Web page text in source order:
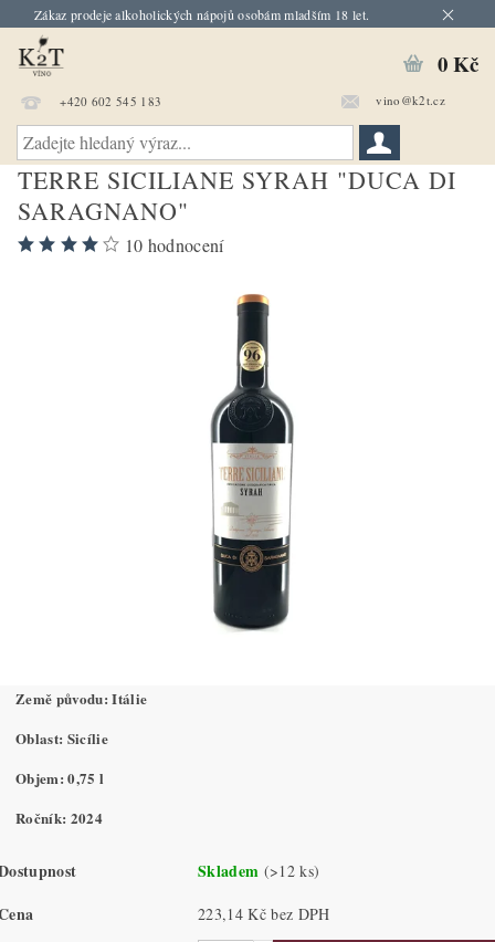
Zákaz prodeje alkoholických nápojů osobám mladším 18 let.
+420 602 545 183 vino@k2t.cz
0 Kč
TERRE SICILIANE SYRAH "DUCA DI
SARAGNANO"
10 hodnocení
Země původu: Itálie
Oblast: Sicílie
Objem: 0,75 l
Ročník: 2024
Skladem (>12 ks)
223,14 Kč bez DPH